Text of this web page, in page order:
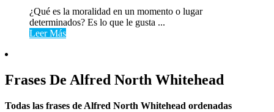
¿Qué es la moralidad en un momento o lugar
determinados? Es lo que le gusta ...
Leer Más
Frases De Alfred North Whitehead
Todas las frases de Alfred North Whitehead ordenadas